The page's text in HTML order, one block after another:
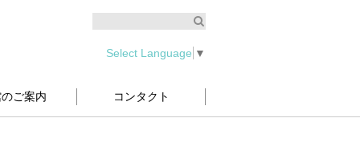
Select Language ▼
ご案内 コンタクト